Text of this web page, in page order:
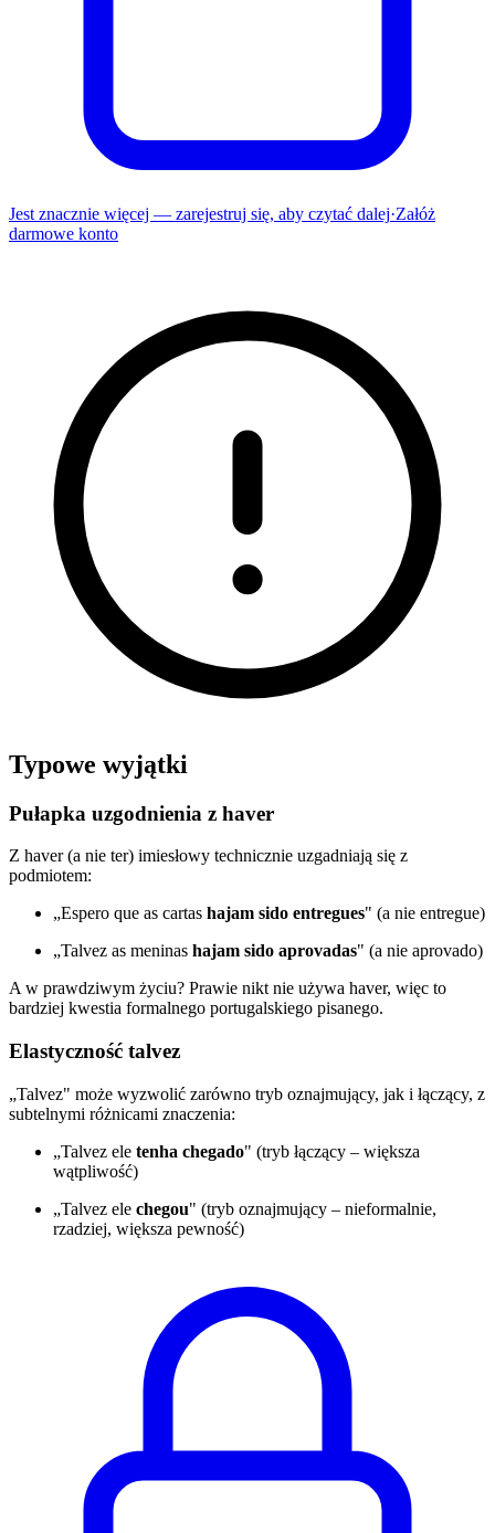
Jest znacznie więcej — zarejestruj się, aby czytać dalej·Załóż
darmowe konto
Typowe wyjątki
Pułapka uzgodnienia z haver
Z haver (a nie ter) imiesłowy technicznie uzgadniają się z
podmiotem:
„Espero que as cartas hajam sido entregues" (a nie entregue)
„Talvez as meninas hajam sido aprovadas" (a nie aprovado)
A w prawdziwym życiu? Prawie nikt nie używa haver, więc to
bardziej kwestia formalnego portugalskiego pisanego.
Elastyczność talvez
„Talvez" może wyzwolić zarówno tryb oznajmujący, jak i łączący, z
subtelnymi różnicami znaczenia:
„Talvez ele tenha chegado" (tryb łączący – większa
wątpliwość)
„Talvez ele chegou" (tryb oznajmujący – nieformalnie,
rzadziej, większa pewność)